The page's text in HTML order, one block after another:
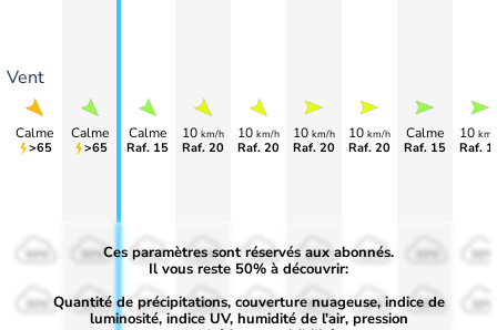
Vent
Calme
>65
Calme
>65
Calme
Raf. 15
10 km/h
Raf. 20
10 km/h
Raf. 20
10 km/h
Raf. 20
10 km/h
Raf. 20
Calme
Raf. 15
10
Raf.
50%
30%
50%
30%
50%
30%
50%
30%
50%
30%
50%
30%
50%
30% 30% 30%
Ces paramètres sont réservés aux abonnés.
Il vous reste 50% à découvrir:
Quantité de précipitations, couverture nuageuse, indice de
luminosité, indice UV, humidité de l'air, pression